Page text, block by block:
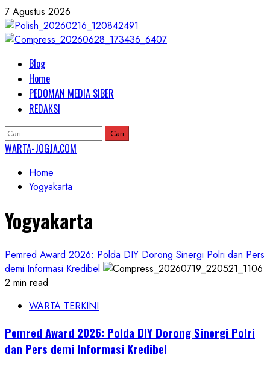
Skip
to
content
7 Agustus 2026
Primary
Menu
Blog
Home
PEDOMAN MEDIA SIBER
REDAKSI
Cari
untuk:
WARTA-JOGJA.COM
Home
Yogyakarta
Yogyakarta
Pemred Award 2026: Polda DIY Dorong Sinergi Polri dan Pers
demi Informasi Kredibel
2 min read
WARTA TERKINI
Pemred Award 2026: Polda DIY Dorong Sinergi Polri
dan Pers demi Informasi Kredibel